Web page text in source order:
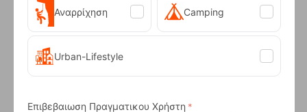
έχουμε...
ΑΤΟΚΕΣ ΔΟΣΕΙΣ
Αναρρίχηση Camping
Urban-Lifestyle
Επιβεβαιωση Πραγματικου Χρήστη